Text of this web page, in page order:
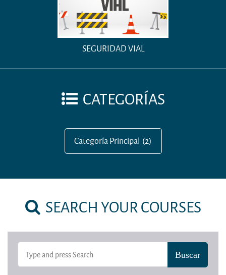
SEGURIDAD VIAL
CATEGORÍAS
Categoría Principal (2)
SEARCH YOUR COURSES